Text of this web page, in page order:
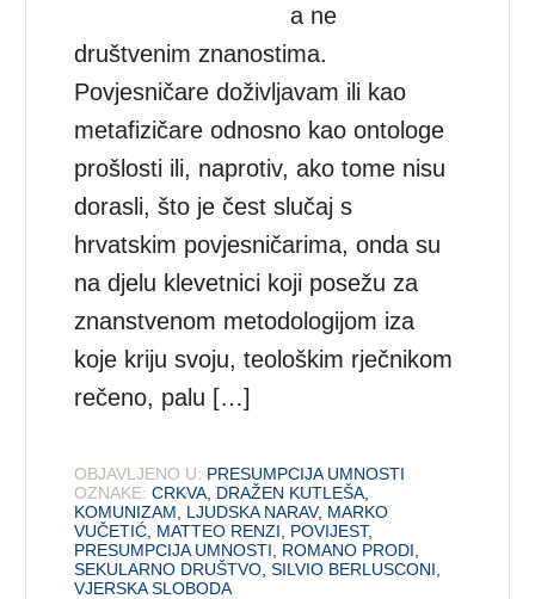
a ne
društvenim znanostima.
Povjesničare doživljavam ili kao
metafizičare odnosno kao ontologe
prošlosti ili, naprotiv, ako tome nisu
dorasli, što je čest slučaj s
hrvatskim povjesničarima, onda su
na djelu klevetnici koji posežu za
znanstvenom metodologijom iza
koje kriju svoju, teološkim rječnikom
rečeno, palu […]
OBJAVLJENO U: PRESUMPCIJA UMNOSTI
OZNAKE: CRKVA DRAŽEN KUTLEŠA
KOMUNIZAM
LJUDSKA NARAV, MARKO
VUČETIĆ MATTEO RENZI POVIJEST,
PRESUMPCIJA UMNOSTI
ROMANO PRODI
SEKULARNO DRUŠTVO ,SILVIO BERLUSCONI
VJERSKA SLOBODA